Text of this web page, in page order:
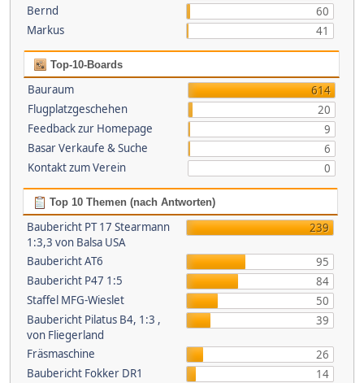
Bernd
60
Markus
41
Top-10-Boards
Bauraum
614
Flugplatzgeschehen
20
Feedback zur Homepage
9
Basar Verkaufe & Suche
6
Kontakt zum Verein
0
Top 10 Themen (nach Antworten)
Baubericht PT 17 Stearmann
1:3,3 von Balsa USA
239
Baubericht AT6
95
Baubericht P47 1:5
84
Staffel MFG-Wieslet
50
Baubericht Pilatus B4, 1:3 ,
von Fliegerland
39
Fräsmaschine
26
Baubericht Fokker DR1
14